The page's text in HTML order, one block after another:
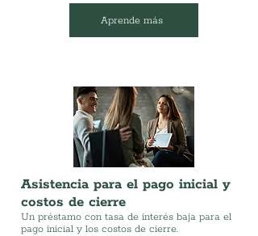
Aprende más
Asistencia para el pago inicial y
costos de cierre
Un préstamo con tasa de interés baja para el
pago inicial y los costos de cierre.